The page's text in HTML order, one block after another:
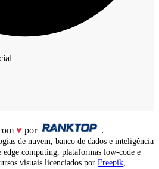
♥ por .
de nuvem, banco de dados e inteligência
computing, plataformas low-code e
visuais licenciados por Freepik